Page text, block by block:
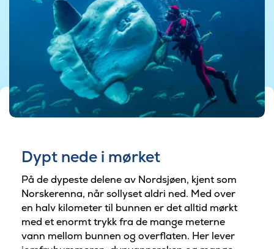
Dypt nede i mørket
På de dypeste delene av Nordsjøen, kjent som
Norskerenna, når sollyset aldri ned. Med over
en halv kilometer til bunnen er det alltid mørkt
med et enormt trykk fra de mange meterne
vann mellom bunnen og overflaten. Her lever